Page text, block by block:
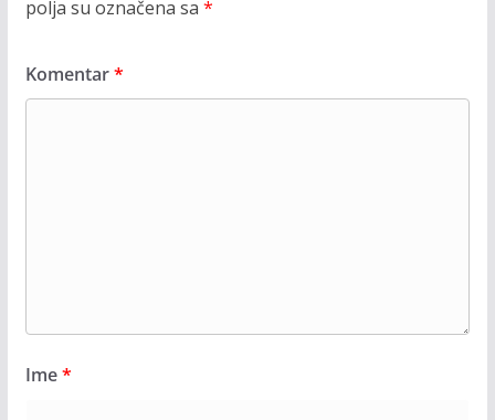
polja su označena sa *
Komentar*
Ime*